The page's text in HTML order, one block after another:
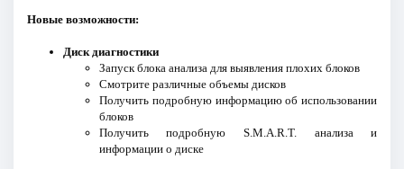
Новые возможности:
Диск диагностики
Запуск блока анализа для выявления плохих блоков
Смотрите различные объемы дисков
Получить подробную информацию об использовании
блоков
Получить подробную S.M.A.R.T. анализа и
информации о диске